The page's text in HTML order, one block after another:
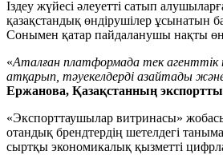
Іздеу жүйесі әлеуетті сатып
қазақстандық өндірушілер ұсынатын
Сонымен қатар пайдаланушы нақты
«Аталған платформада тек агенттік
атқарып, тәуекелдерді азайтады
Ержанова, Қазақстанның
«Экспорттаушылар витринасы»
отандық брендтердің шетелдегі
сыртқы экономикалық қызметті